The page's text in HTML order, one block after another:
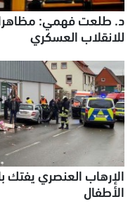
للانقلاب العسكري
الإرهاب العنصري يفتك
الأطفال